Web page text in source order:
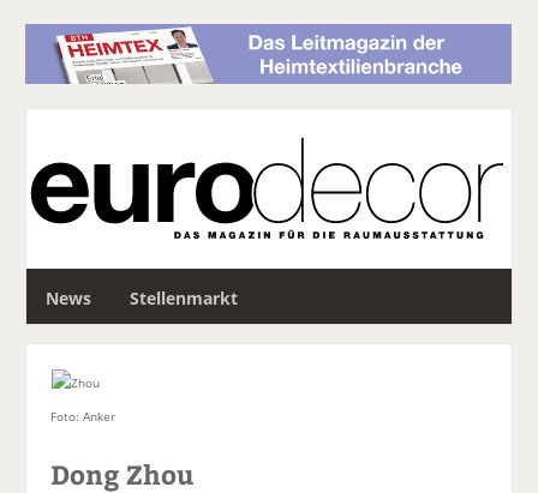
News Stellenmarkt
c
Foto: Anker
Dong Zhou